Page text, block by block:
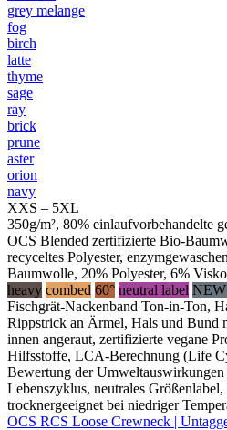
grey melange
fog
birch
latte
thyme
sage
ray
brick
prune
aster
orion
navy
XXS – 5XL
350g/m², 80% einlaufvorbehandelte
OCS Blended zertifizierte Bio-
recyceltes Polyester,
Baumwolle, 20% Polyester, 6%
heavy combed 60° neutral label
Fischgrät-Nackenband Ton-in-Ton,
Rippstrick an Ärmel, Hals und Bund
innen angeraut, zertifizierte vegane
Hilfsstoffe, LCA-Berechnung (Life
Bewertung der Umweltauswirkungen
Lebenszyklus, neutrales Größenlabel,
trocknergeeignet bei niedriger
OCS RCS Loose Crewneck |